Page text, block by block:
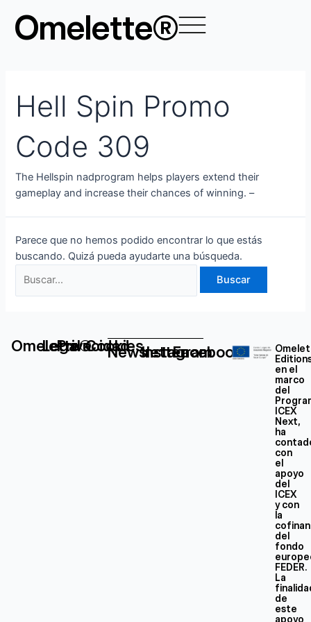
contenido
Omelette®
Hell Spin Promo
Code 309
The Hellspin nadprogram helps players extend their
gameplay and increase their chances of winning. –
Parece que no hemos podido encontrar lo que estás
buscando. Quizá pueda ayudarte una búsqueda.
por:
Omelette®
Legal
Privacidad
Cookies
Newsletter
Instagram
Facebook
en el
marco
del
ICEX
Next,
ha
con
el
apoyo
del
ICEX
y con
la
del
fondo
FEDER.
La
de
este
apoyo